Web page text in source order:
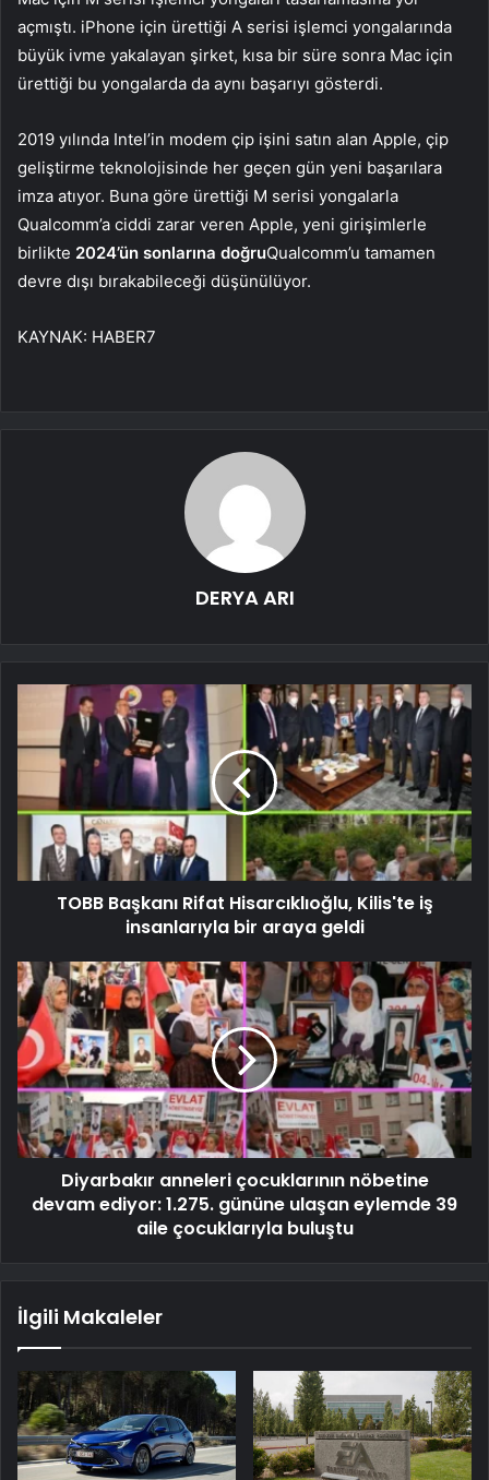
açmıştı. iPhone için ürettiği A serisi işlemci yongalarında
büyük ivme yakalayan şirket, kısa bir süre sonra Mac için
ürettiği bu yongalarda da aynı başarıyı gösterdi.
2019 yılında Intel’in modem çip işini satın alan Apple, çip
geliştirme teknolojisinde her geçen gün yeni başarılara
imza atıyor. Buna göre ürettiği M serisi yongalarla
Qualcomm’a ciddi zarar veren Apple, yeni girişimlerle
birlikte 2024’ün sonlarına doğruQualcomm’u tamamen
devre dışı bırakabileceği düşünülüyor.
KAYNAK: HABER7
DERYA ARI
TOBB Başkanı Rifat Hisarcıklıoğlu, Kilis'te iş
insanlarıyla bir araya geldi
Diyarbakır anneleri çocuklarının nöbetine
devam ediyor: 1.275. gününe ulaşan eylemde 39
aile çocuklarıyla buluştu
İlgili Makaleler